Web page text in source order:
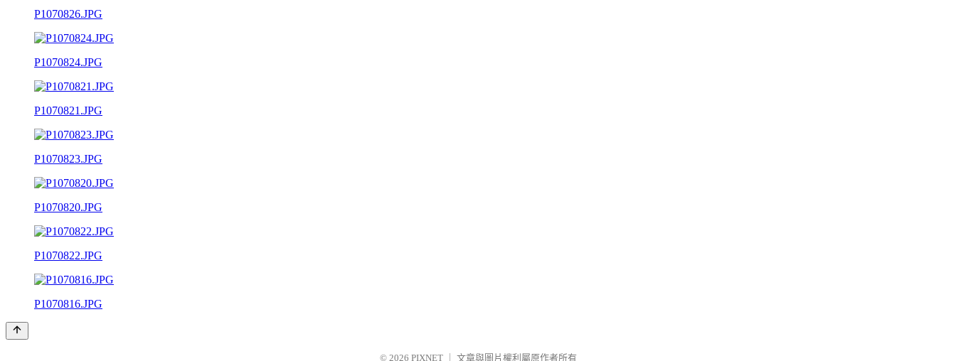
P1070826.JPG
P1070824.JPG
P1070821.JPG
P1070823.JPG
P1070820.JPG
P1070822.JPG
P1070816.JPG
© 2026 PIXNET 文章與圖片權利屬原作者所有